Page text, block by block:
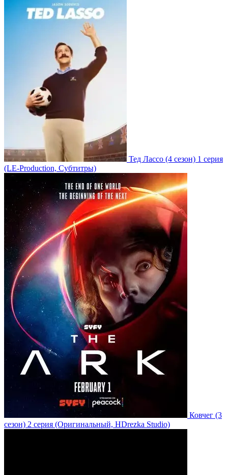
Тед Лассо (4 сезон) 1 серия
(LE-Production, Субтитры)
Ковчег (3
сезон) 2 серия (Оригинальный, HDrezka Studio)